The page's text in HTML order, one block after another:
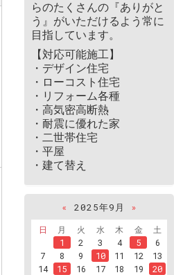
らのたくさんの『ありがと
う』がいただけるよう常に
目指しています。
【対応可能施工】
・デザイン住宅
・ローコスト住宅
・リフォーム各種
・高気密高断熱
・耐震に優れた家
・二世帯住宅
・平屋
・建て替え
« 2025年9月
»
日
月 火 水 木 金
土
1
2 3 4 5
6
7
8 9 10 11 12
13
14
15 16 17 18 19
20